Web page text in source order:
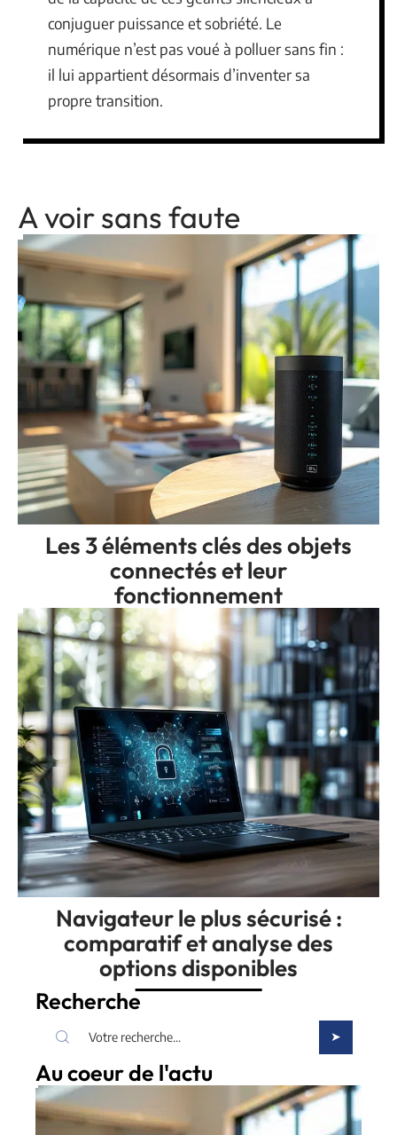
conjuguer puissance et sobriété. Le
numérique n’est pas voué à polluer sans fin :
il lui appartient désormais d’inventer sa
propre transition.
A voir sans faute
Les 3 éléments clés des objets
connectés et leur
fonctionnement
Navigateur le plus sécurisé :
comparatif et analyse des
options disponibles
Recherche
Au coeur de l'actu